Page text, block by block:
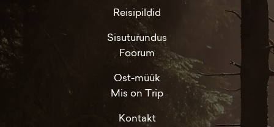
Reisipildid
Sisuturundus
Foorum
Ost-müük
Mis on Trip
Kontakt